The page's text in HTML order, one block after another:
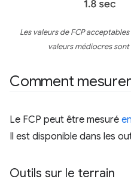
Les valeurs de FCP
valeurs médiocres
Comment mesurer
Le FCP peut être mesuré
Il est disponible dans les
Outils sur le terrain